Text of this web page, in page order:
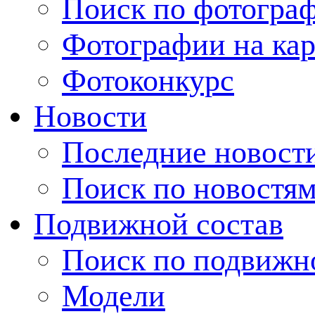
Поиск по
Фотографии на
Фотоконкурс
Новости
Последние
Поиск по
Подвижной состав
Поиск по
Модели